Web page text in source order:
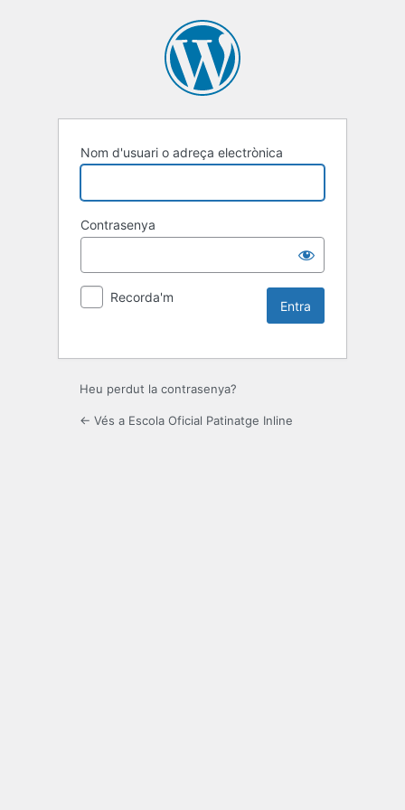
Nom d'usuari o adreça electrònica
Contrasenya
Recorda'm
Heu perdut la contrasenya?
← Vés a Escola Oficial Patinatge Inline